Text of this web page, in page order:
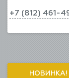
+7 (812) 461-
НОВИНКА!